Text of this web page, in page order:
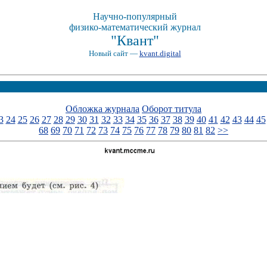
Научно-популярный
физико-математический журнал
"Квант"
Новый сайт — kvant.digital
Обложка журнала Оборот титула
24 25 26 27 28 29 30 31 32 33 34 35 36 37 38 39 40 41 42 43 44 45
68 69 70 71 72 73 74 75 76 77 78 79 80 81 82 >>